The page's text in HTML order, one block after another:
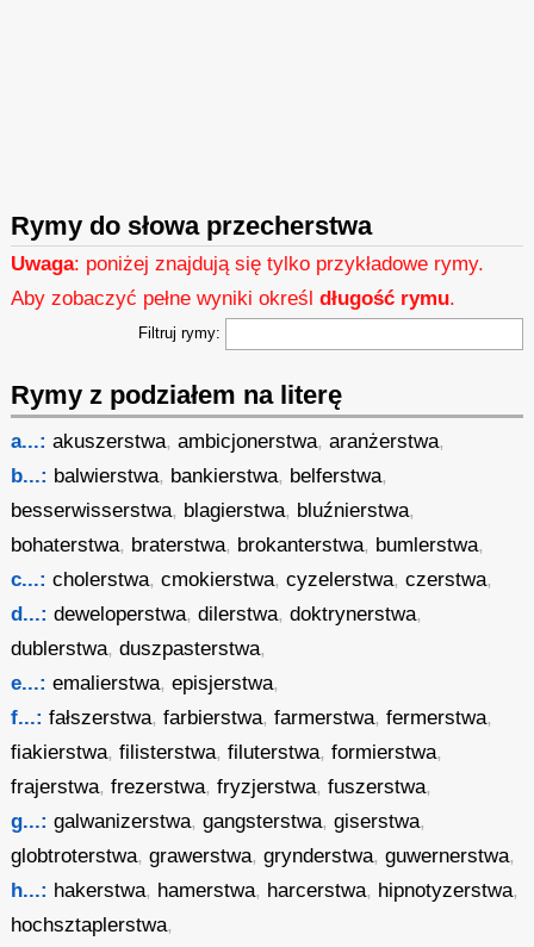
Rymy do słowa przecherstwa
Uwaga: poniżej znajdują się tylko przykładowe rymy.
Aby zobaczyć pełne wyniki określdługość rymu.
Filtruj rymy:
Rymy z podziałem na literę
a...: akuszerstwa,ambicjonerstwa,aranżerstwa,
b...: balwierstwa, bankierstwa, belferstwa,
besserwisserstwa, blagierstwa, bluźnierstwa,
bohaterstwa, braterstwa, brokanterstwa, bumlerstwa,
c...: cholerstwa,cmokierstwa,cyzelerstwa,czerstwa,
d...: deweloperstwa,dilerstwa,doktrynerstwa,
dublerstwa,duszpasterstwa,
e...: emalierstwa,episjerstwa,
f...: fałszerstwa,farbierstwa,farmerstwa,fermerstwa,
fiakierstwa,filisterstwa,filuterstwa,formierstwa,
frajerstwa,frezerstwa,fryzjerstwa,fuszerstwa,
g...: galwanizerstwa,gangsterstwa,giserstwa,
globtroterstwa,grawerstwa,grynderstwa,guwernerstwa,
h...: hakerstwa, hamerstwa, harcerstwa, hipnotyzerstwa,
hochsztaplerstwa,